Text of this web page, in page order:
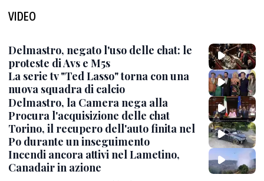
VIDEO
Delmastro, negato l'uso delle chat: le
proteste di Avs e M5s
La serie tv "Ted Lasso" torna con una
nuova squadra di calcio
Delmastro, la Camera nega alla
Procura l'acquisizione delle chat
Torino, il recupero dell'auto finita nel
Po durante un inseguimento
Incendi ancora attivi nel Lametino,
Canadair in azione